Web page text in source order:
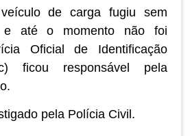
de carga fugiu sem
e até o momento não foi
Oficial de Identificação
ficou responsável pela
pela Polícia Civil.